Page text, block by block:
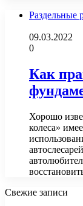
Раздельные
09.03.2022
0
Как
Хорошо
колеса»
Свежие записи